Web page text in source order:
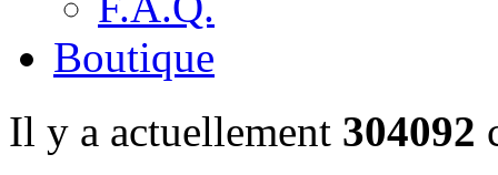
Boutique
Il y a actuellement 304092